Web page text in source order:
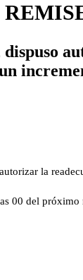
la
00 del próximo